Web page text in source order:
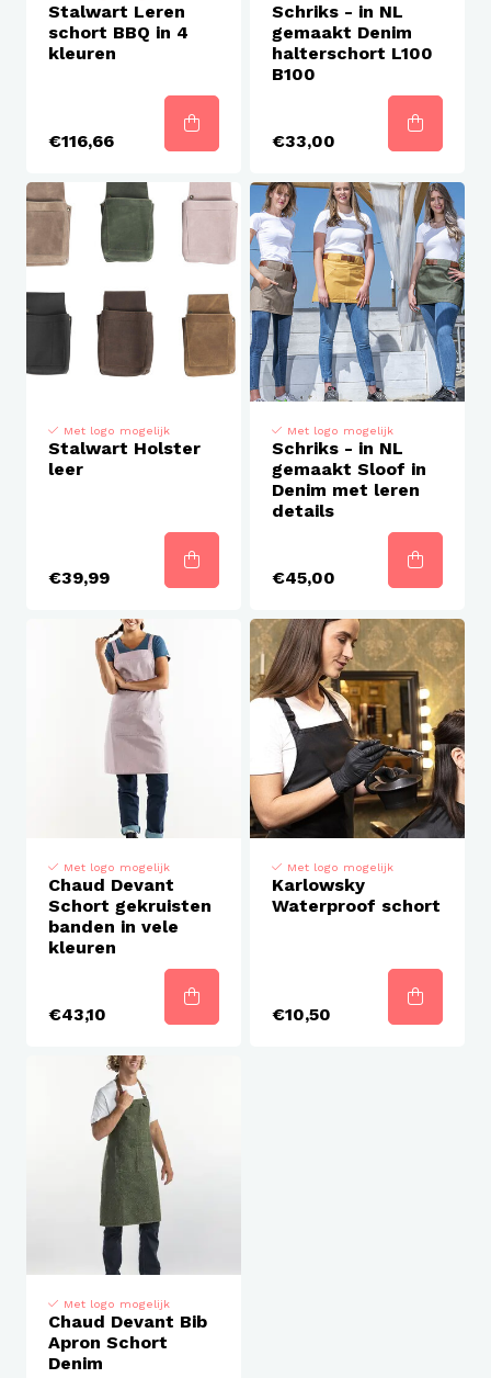
Stalwart Leren
schort BBQ in 4
kleuren
€116,66
Schriks - in NL
gemaakt Denim
halterschort L100
B100
€33,00
Met logo mogelijk
Stalwart Holster
leer
€39,99
Met logo mogelijk
Schriks - in NL
gemaakt Sloof in
Denim met leren
details
€45,00
Met logo mogelijk
Chaud Devant
Schort gekruisten
banden in vele
kleuren
€43,10
Met logo mogelijk
Karlowsky
Waterproof schort
€10,50
Met logo mogelijk
Chaud Devant Bib
Apron Schort
Denim